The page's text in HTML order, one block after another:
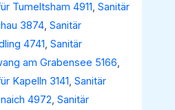
Tumeltsham 4911,Sanitär
3874,Sanitär
4741,Sanitär
am Grabensee 5166,
Kapelln 3141,Sanitär
4972,Sanitär